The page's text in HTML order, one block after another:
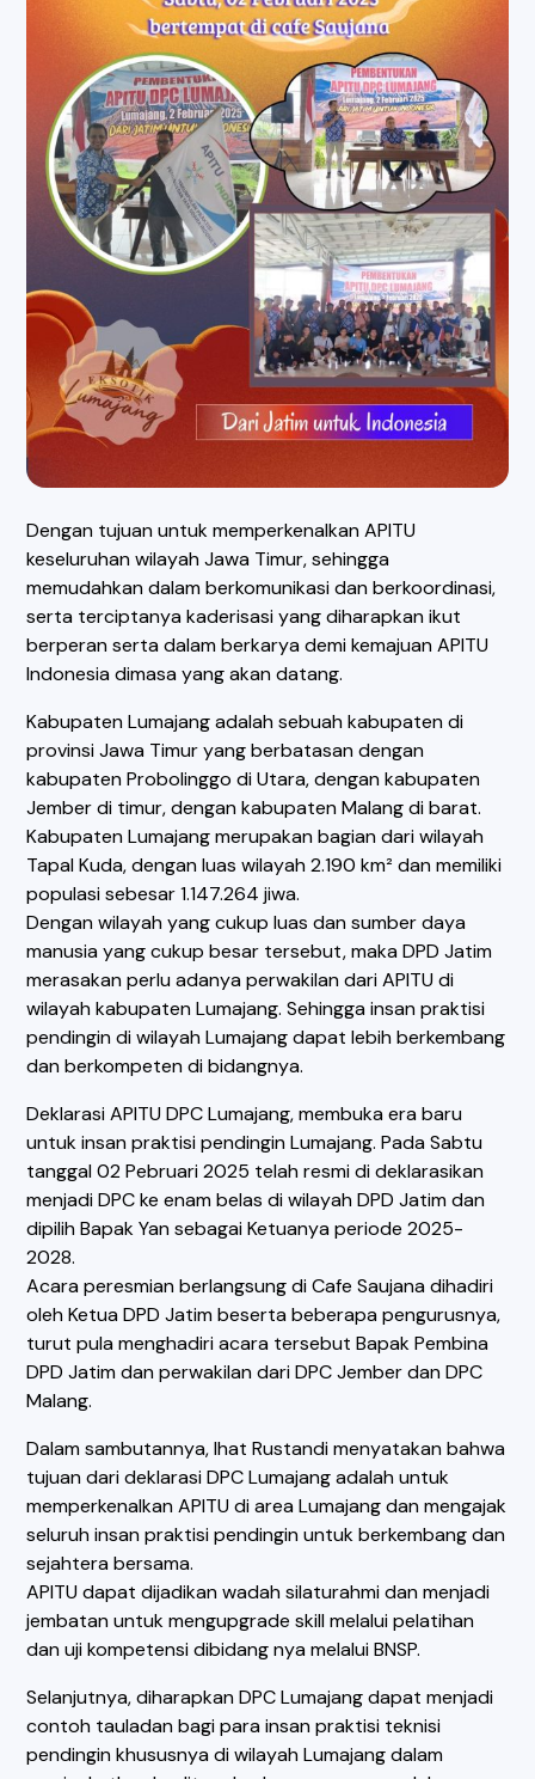
Dengan tujuan untuk memperkenalkan APITU
keseluruhan wilayah Jawa Timur, sehingga
memudahkan dalam berkomunikasi dan berkoordinasi,
serta terciptanya kaderisasi yang diharapkan ikut
berperan serta dalam berkarya demi kemajuan APITU
Indonesia dimasa yang akan datang.
Kabupaten Lumajang adalah sebuah kabupaten di
provinsi Jawa Timur yang berbatasan dengan
kabupaten Probolinggo di Utara, dengan kabupaten
Jember di timur, dengan kabupaten Malang di barat.
Kabupaten Lumajang merupakan bagian dari wilayah
Tapal Kuda, dengan luas wilayah 2.190 km² dan memiliki
populasi sebesar 1.147.264 jiwa.
Dengan wilayah yang cukup luas dan sumber daya
manusia yang cukup besar tersebut, maka DPD Jatim
merasakan perlu adanya perwakilan dari APITU di
wilayah kabupaten Lumajang. Sehingga insan praktisi
pendingin di wilayah Lumajang dapat lebih berkembang
dan berkompeten di bidangnya.
Deklarasi APITU DPC Lumajang, membuka era baru
untuk insan praktisi pendingin Lumajang. Pada Sabtu
tanggal 02 Pebruari 2025 telah resmi di deklarasikan
menjadi DPC ke enam belas di wilayah DPD Jatim dan
dipilih Bapak Yan sebagai Ketuanya periode 2025-
2028.
Acara peresmian berlangsung di Cafe Saujana dihadiri
oleh Ketua DPD Jatim beserta beberapa pengurusnya,
turut pula menghadiri acara tersebut Bapak Pembina
DPD Jatim dan perwakilan dari DPC Jember dan DPC
Malang.
Dalam sambutannya, Ihat Rustandi menyatakan bahwa
tujuan dari deklarasi DPC Lumajang adalah untuk
memperkenalkan APITU di area Lumajang dan mengajak
seluruh insan praktisi pendingin untuk berkembang dan
sejahtera bersama.
APITU dapat dijadikan wadah silaturahmi dan menjadi
jembatan untuk mengupgrade skill melalui pelatihan
dan uji kompetensi dibidang nya melalui BNSP.
Selanjutnya, diharapkan DPC Lumajang dapat menjadi
contoh tauladan bagi para insan praktisi teknisi
pendingin khususnya di wilayah Lumajang dalam